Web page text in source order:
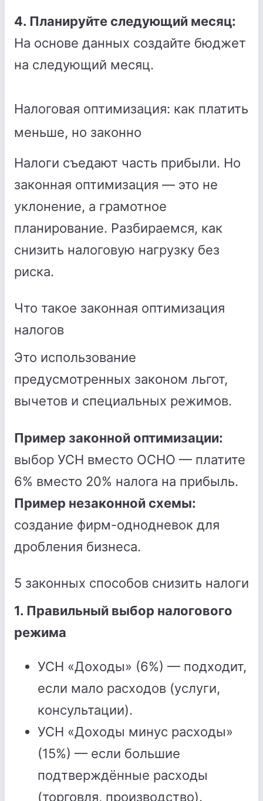
4. Планируйте следующий месяц:
На основе данных создайте бюджет
на следующий месяц.
Налоговая оптимизация: как платить
меньше, но законно
Налоги съедают часть прибыли. Но
законная оптимизация — это не
уклонение, а грамотное
планирование. Разбираемся, как
снизить налоговую нагрузку без
риска.
Что такое законная оптимизация
налогов
Это использование
предусмотренных законом льгот,
вычетов и специальных режимов.
Пример законной оптимизации:
выбор УСН вместо ОСНО — платите
6% вместо 20% налога на прибыль.
Пример незаконной схемы:
создание фирм-однодневок для
дробления бизнеса.
5 законных способов снизить налоги
1. Правильный выбор налогового
режима
УСН «Доходы» (6%) — подходит,
если мало расходов (услуги,
консультации).
УСН «Доходы минус расходы»
(15%) — если большие
подтверждённые расходы
(торговля, производство).